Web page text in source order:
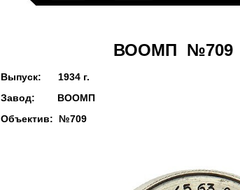
ВООМП №709
Выпуск: 1934 г.
Завод: ВООМП
Объектив: №709